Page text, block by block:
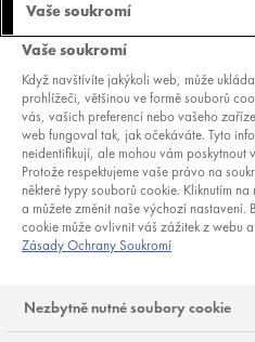
NEOVADIOL
LONGEVITY
KRÉM
VIDITELNÝ MLADISTVÝ
OBLASTECH
50 ML
TYP PŘÍPRAVKU: DENNÍ KRÉMY|
POTŘEBA: HYDRATAČNÍ PÉČE NA
Vaše soukromí
Vaše soukromí
Když navštívíte jakýkoli web, může
prohlížeči, většinou ve formě souborů
vás, vašich preferencí nebo vašeho
web fungoval tak, jak očekáváte. Tyto
neidentifikují, ale mohou vám
Protože respektujeme vaše právo na
některé typy souborů cookie. Kliknutím
a můžete změnit naše výchozí nastavení.
cookie může ovlivnit váš zážitek z webu
Zásady Ochrany Soukromí
Nezbytně nutné soubory cookie